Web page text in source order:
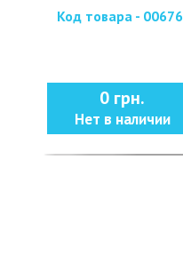
Код товара - 00676
0 грн.
Нет в наличии